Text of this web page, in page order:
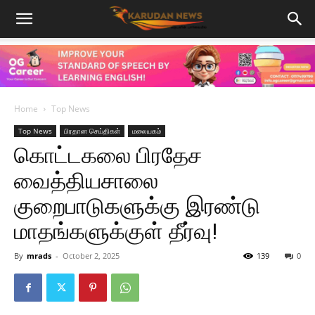
Home Top News
Top News பிரதான செய்திகள் மலையகம்
கொட்டகலை பிரதேச
வைத்தியசாலை
குறைபாடுகளுக்கு இரண்டு
மாதங்களுக்குள் தீர்வு!
By mrads - October 2, 2025 0
139